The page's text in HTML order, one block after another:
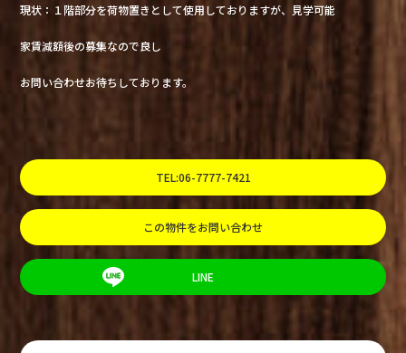
現状：１階部分を荷物置きとして使用しておりますが、見学可能
家賃減額後の募集なので良し
お問い合わせお待ちしております。
TEL:06-7777-7421
この物件をお問い合わせ
LINE